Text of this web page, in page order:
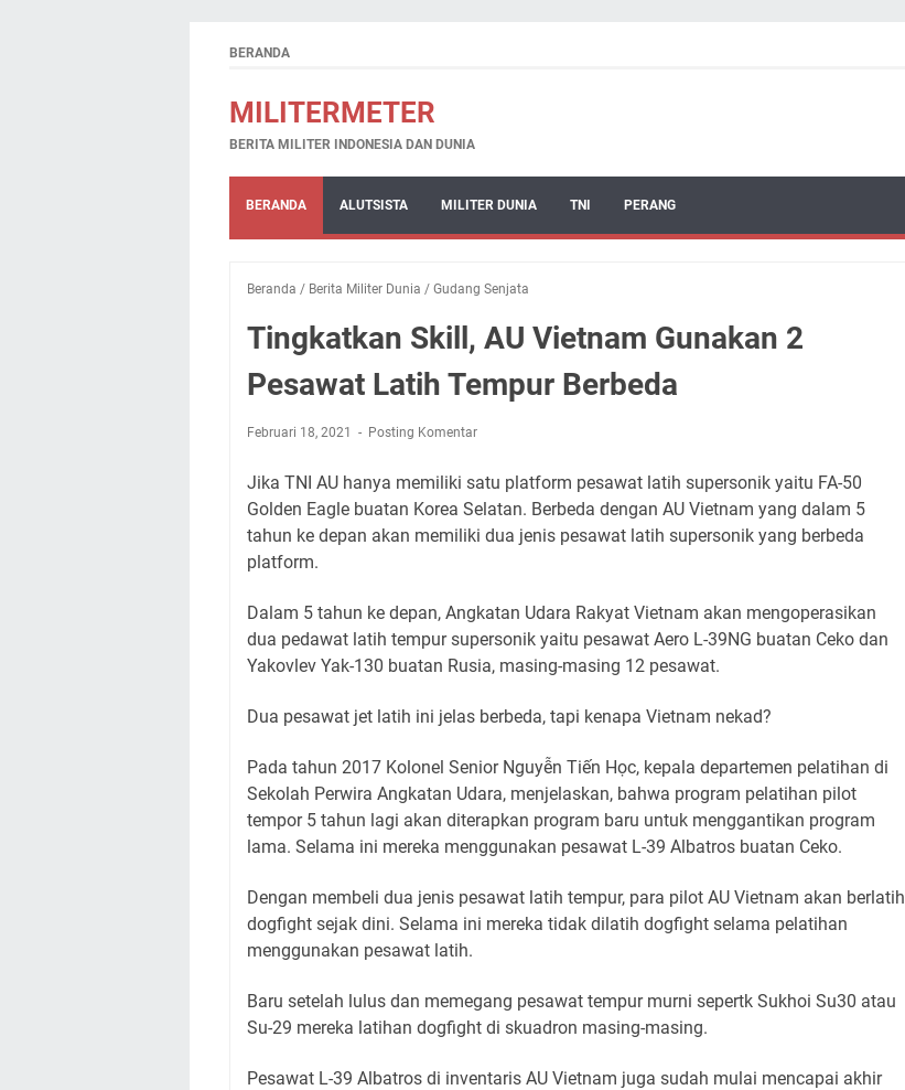
BERANDA
MILITERMETER
BERITA MILITER INDONESIA DAN DUNIA
BERANDA ALUTSISTA MILITER DUNIA TNI PERANG
Beranda / Berita Militer Dunia / Gudang Senjata
Tingkatkan Skill, AU Vietnam Gunakan 2
Pesawat Latih Tempur Berbeda
Februari 18, 2021 Posting Komentar
Jika TNI AU hanya memiliki satu platform pesawat latih supersonik yaitu FA-50
Golden Eagle buatan Korea Selatan. Berbeda dengan AU Vietnam yang dalam 5
tahun ke depan akan memiliki dua jenis pesawat latih supersonik yang berbeda
platform.
Dalam 5 tahun ke depan, Angkatan Udara Rakyat Vietnam akan mengoperasikan
dua pedawat latih tempur supersonik yaitu pesawat Aero L-39NG buatan Ceko dan
Yakovlev Yak-130 buatan Rusia, masing-masing 12 pesawat.
Dua pesawat jet latih ini jelas berbeda, tapi kenapa Vietnam nekad?
Pada tahun 2017 Kolonel Senior Nguyễn Tiến Học, kepala departemen pelatihan di
Sekolah Perwira Angkatan Udara, menjelaskan, bahwa program pelatihan pilot
tempor 5 tahun lagi akan diterapkan program baru untuk menggantikan program
lama. Selama ini mereka menggunakan pesawat L-39 Albatros buatan Ceko.
Dengan membeli dua jenis pesawat latih tempur, para pilot AU Vietnam akan berlatih
dogfight sejak dini. Selama ini mereka tidak dilatih dogfight selama pelatihan
menggunakan pesawat latih.
Baru setelah lulus dan memegang pesawat tempur murni sepertk Sukhoi Su30 atau
Su-29 mereka latihan dogfight di skuadron masing-masing.
Pesawat L-39 Albatros di inventaris AU Vietnam juga sudah mulai mencapai akhir